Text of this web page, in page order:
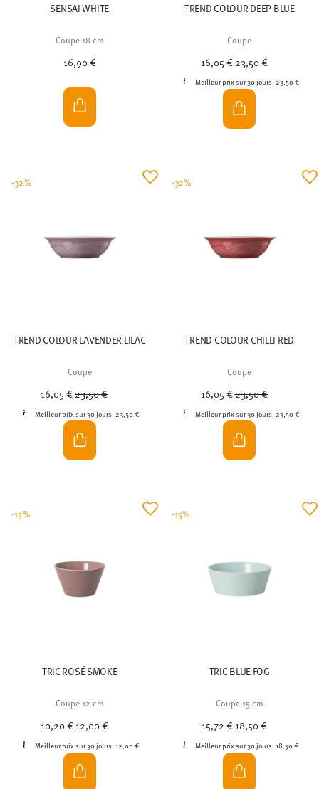
SENSAI WHITE
Coupe 18 cm
16,90 €
TREND COLOUR DEEP BLUE
Coupe
16,05 € Price reduced from
23,50 €to
Meilleur prix sur 30 jours: 23,50 €
TREND COLOUR LAVENDER LILAC
Coupe
16,05 € Price reduced from
23,50 €
Meilleur prix sur 30 jours: 23,50 €
-32%
TREND COLOUR CHILLI RED
Coupe
16,05 € Price reduced from
23,50 €to
Meilleur prix sur 30 jours: 23,50 €
-32%
TRIC ROSÉ SMOKE
Coupe 12 cm
10,20 €Price reduced from
12,00 €to
Meilleur prix sur 30 jours:12,00 €
-15%
TRIC BLUE FOG
Coupe 15 cm
15,72 €Price reduced from
18,50 €to
Meilleur prix sur 30 jours:18,50 €
-15%